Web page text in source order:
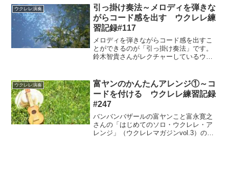
ンション感、弾きやすさ、サスティンの
長さなど、ウクレレの特徴がつかみやす
いのだそうです。
ウクレレ演奏
引っ掛け奏法～メロディを弾きな
がらコード感を出す ウクレレ練
習記録#117
メロディを弾きながらコード感を出すこ
とができるのが「引っ掛け奏法」です。
鈴木智貴さんがレクチャーしているウク
目の奏法です。2つの弦を下から同時に弾
き、和音もメロディも出せるように練習
しました。
ウクレレ演奏
富ヤンのかんたんアレンジ①～コ
ードを付ける ウクレレ練習記録
#247
バンバンバザールの富ヤンこと富永寛之
さんの「はじめてのソロ・ウクレレ・ア
レンジ」（ウクレレマガジンvol.3）のレ